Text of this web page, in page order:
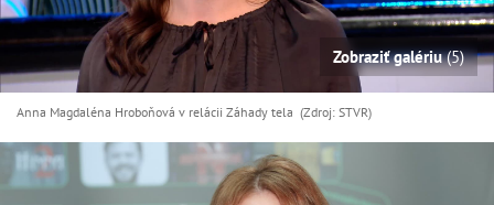
Zobraziť galériu(5)
Anna Magdaléna Hroboňová v relácii Záhady tela (Zdroj: STVR)